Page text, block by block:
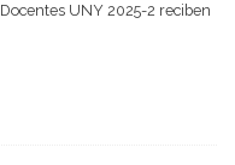
Docentes UNY 2025-2 reciben